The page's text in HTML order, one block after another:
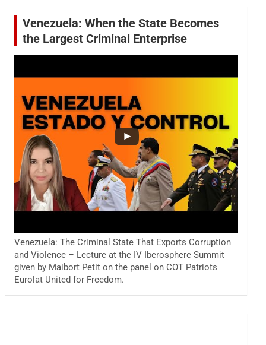
Venezuela: When the State Becomes
the Largest Criminal Enterprise
Venezuela: The Criminal State That Exports Corruption
and Violence – Lecture at the IV Iberosphere Summit
given by Maibort Petit on the panel on COT Patriots
Eurolat United for Freedom.